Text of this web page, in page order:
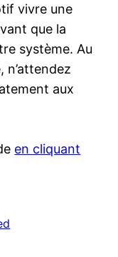
vivre une
que la
système. Au
n’attendez
aux
en cliquant